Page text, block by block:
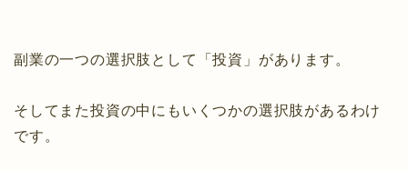
副業の一つの選択肢として「投資」があります。
そしてまた投資の中にもいくつかの選択肢があるわけ
です。